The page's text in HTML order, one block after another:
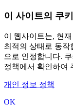
이 사이트의 쿠
이 웹사이트는, 현
최적의 상태로 동작
으로 인정합니다.
정책에서 확인하여
개인 정보 정책
OK